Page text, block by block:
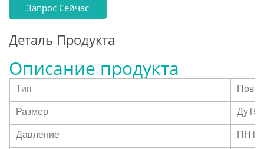
Запрос Сейчас
Деталь Продукта
Описание продукта
Тип
Размер
Ду150
Давление
ПН16